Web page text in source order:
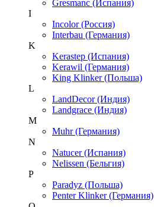
Gresmanc (Испания)
I
Incolor (Россия)
Interbau (Германия)
K
Kerastep (Испания)
Kerawil (Германия)
King Klinker (Польша)
L
LandDecor (Индия)
Landgrace (Индия)
M
Muhr (Германия)
N
Natucer (Испания)
Nelissen (Бельгия)
P
Paradyz (Польша)
Penter Klinker (Германия)